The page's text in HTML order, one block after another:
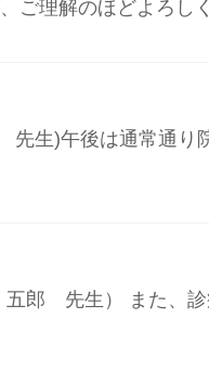
理解のほどよろし
生)午後は通常通り
郎 先生） また、診